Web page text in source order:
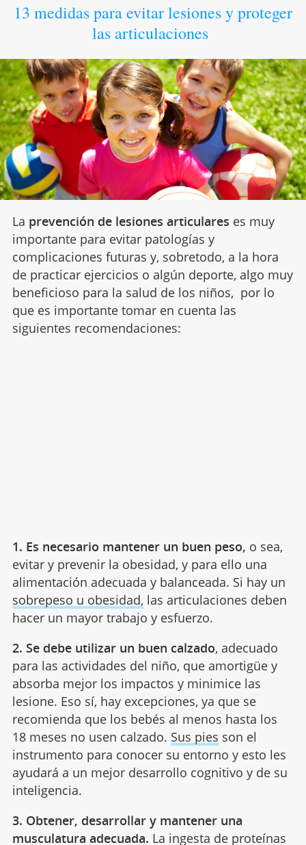
13 medidas para evitar lesiones y proteger
las articulaciones
La prevención de lesiones articulares es muy
importante para evitar patologías y
complicaciones futuras y, sobretodo, a la hora
de practicar ejercicios o algún deporte, algo muy
beneficioso para la salud de los niños, por lo
que es importante tomar en cuenta las
siguientes recomendaciones:
1. Es necesario mantener un buen peso, o sea,
evitar y prevenir la obesidad, y para ello una
alimentación adecuada y balanceada. Si hay un
sobrepeso u obesidad, las articulaciones deben
hacer un mayor trabajo y esfuerzo.
2. Se debe utilizar un buen calzado, adecuado
para las actividades del niño, que amortigüe y
absorba mejor los impactos y minimice las
lesione. Eso sí, hay excepciones, ya que se
recomienda que los bebés al menos hasta los
18 meses no usen calzado. Sus pies son el
instrumento para conocer su entorno y esto les
ayudará a un mejor desarrollo cognitivo y de su
inteligencia.
3. Obtener, desarrollar y mantener una
musculatura adecuada. La ingesta de proteínas